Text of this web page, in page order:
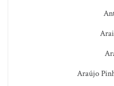
Araújo